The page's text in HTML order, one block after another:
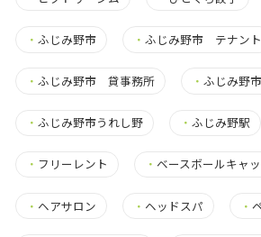
・ ふじみ野市 ・ふじみ野市 テナント
・ ふじみ野市 貸事務所 ・ふじみ野
・ ふじみ野市うれし野 ・ふじみ野駅
・ フリーレント ・ ベースボールキャ
・ ヘアサロン ・ ヘッドスパ ・